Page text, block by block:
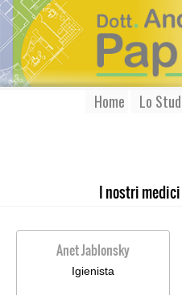
Home Lo
I nostri
Anet Jablonsky
Igienista